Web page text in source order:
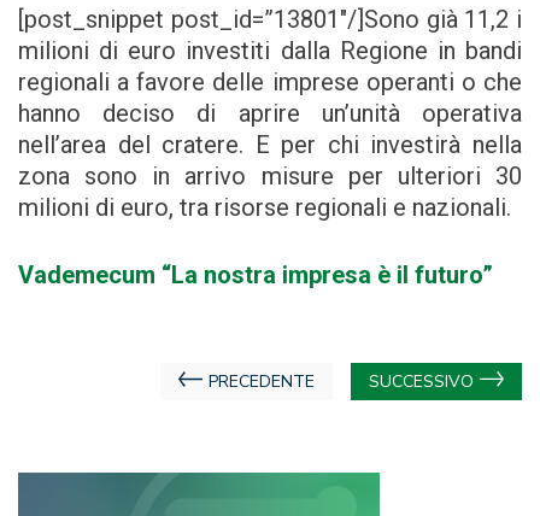
[post_snippet post_id=”13801″/]Sono già 11,2 i
milioni di euro investiti dalla Regione in bandi
regionali a favore delle imprese operanti o che
hanno deciso di aprire un’unità operativa
nell’area del cratere. E per chi investirà nella
zona sono in arrivo misure per ulteriori 30
milioni di euro, tra risorse regionali e nazionali.
Vademecum “La nostra impresa è il futuro”
Navigazione
PRECEDENTE SUCCESSIVO